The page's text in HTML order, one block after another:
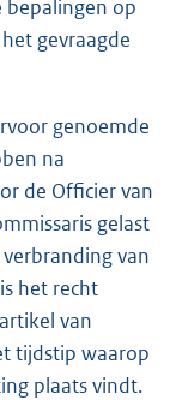
op
gevraagde
genoemde
na
de Officier van
gelast
van
het recht
van
tijdstip waarop
plaats vindt.